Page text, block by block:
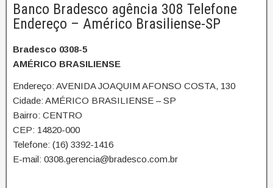
Banco Bradesco agência 308 Telefone
Endereço – Américo Brasiliense-SP
Bradesco 0308-5
AMÉRICO BRASILIENSE
Endereço: AVENIDA JOAQUIM AFONSO COSTA, 130
Cidade: AMÉRICO BRASILIENSE – SP
Bairro: CENTRO
CEP: 14820-000
Telefone: (16) 3392-1416
E-mail: 0308.gerencia@bradesco.com.br